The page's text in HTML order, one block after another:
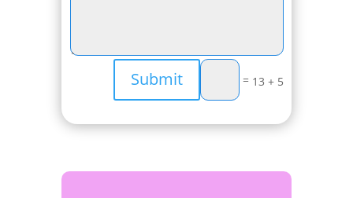
5 + 13
=
Submit